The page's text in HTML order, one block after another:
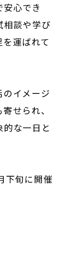
心でき
相談や学び
運ばれて
イメージ
せられ、
な一日と
下旬に開催